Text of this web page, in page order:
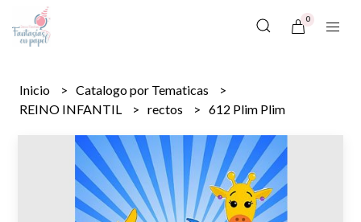
0
Inicio
Catalogo por Tematicas
REINO INFANTIL
rectos 612 Plim Plim